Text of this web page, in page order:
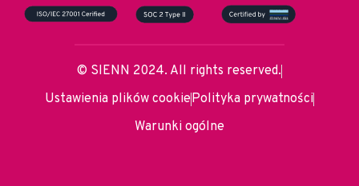
© SIENN 2024. All rights reserved.
Ustawienia plików cookiePolityka prywatności
Warunki ogólne